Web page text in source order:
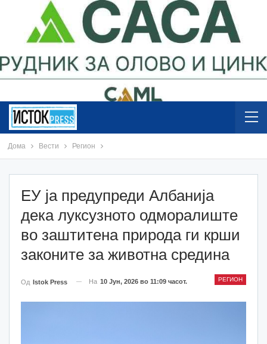
Дома Вести Регион
ЕУ ја предупреди Албанија
дека луксузното одморалиште
во заштитена природа ги крши
законите за животна средина
РЕГИОН
Од Istok Press На 10 Јун, 2026 во 11:09 часот.